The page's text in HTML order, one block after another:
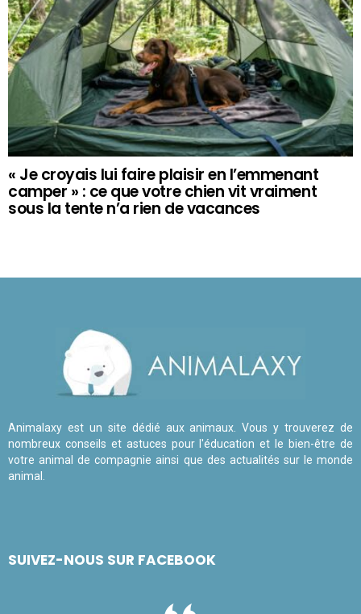
« Je croyais lui faire plaisir en l’emmenant
camper » : ce que votre chien vit vraiment
sous la tente n’a rien de vacances
Animalaxy est un site dédié aux animaux. Vous y trouverez de
nombreux conseils et astuces pour l'éducation et le bien-être de
votre animal de compagnie ainsi que des actualités sur le monde
animal.
SUIVEZ-NOUS SUR FACEBOOK